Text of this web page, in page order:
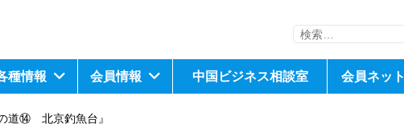
検
種情報 会員情報 中国ビジネス相談室 会員ネット
道⑭ 北京釣魚台』